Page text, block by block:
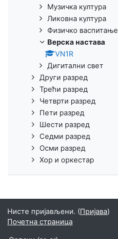
Музичка култура
Ликовна култура
Физичко васпитање
Верска настава
VN1R
Дигитални свет
Други разред
Трећи разред
Четврти разред
Пети разред
Шести разред
Седми разред
Осми разред
Хор и оркестар
Нисте пријављени. (Пријава)
Почетна страница